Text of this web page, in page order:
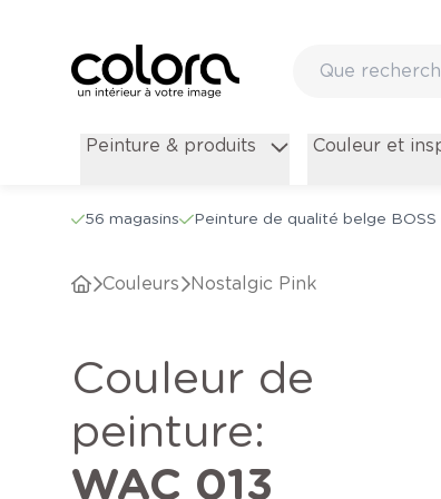
Peinture & produits Couleur et
56 magasins Peinture de qualité belge BOSS
Couleurs Nostalgic Pink
Couleur de
peinture:
WAC 013